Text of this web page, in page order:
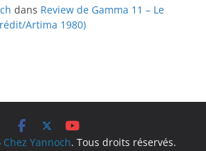
dans Review de Gamma 11 – Le
Artima 1980)
Chez Yannoch. Tous droits réservés.